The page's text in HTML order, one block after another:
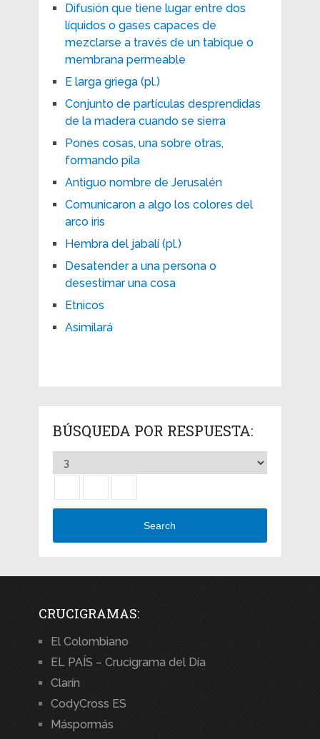
Difusión que tiene lugar entre dos
líquidos o gases capaces de
mezclarse a través de un tabique o
membrana permeable
E larga griega (pl.)
Conjunto de partículas desprendidas
de la madera cuando se sierra
Pones cosas, una sobre otras,
formando pila
Antiguo nombre de Jerusalén
Comunicaron a algo los colores del
arco iris
Hembra del jabalí (pl.)
Desatender a una persona o
desestimar una cosa
Etnicos
Asimilará
BÚSQUEDA POR RESPUESTA:
Search
CRUCIGRAMAS:
El Colombiano
EL PAÍS – Crucigrama del Día
Clarín
CodyCross ES
Máspormás